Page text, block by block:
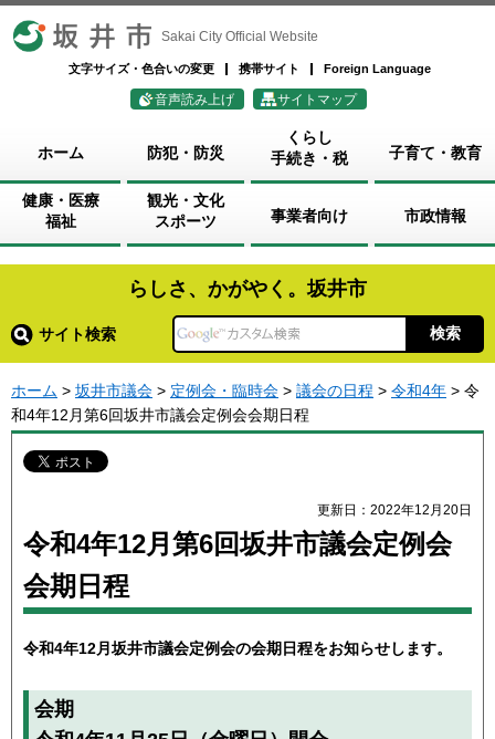
坂井市 Sakai City Official Website
文字サイズ・色合いの変更 携帯サイト Foreign Language
音声読み上げ サイトマップ
ホーム 防犯・防災
くらし
手続き・税
子育て・教育
健康・医療
福祉
観光・文化
スポーツ
事業者向け 市政情報
らしさ、かがやく。坂井市
サイト検索
ホーム > 坂井市議会 > 定例会・臨時会 > 議会の日程 > 令和4年 > 令
和4年12月第6回坂井市議会定例会会期日程
更新日：2022年12月20日
令和4年12月第6回坂井市議会定例会
会期日程
令和4年12月坂井市議会定例会の会期日程をお知らせします。
会期